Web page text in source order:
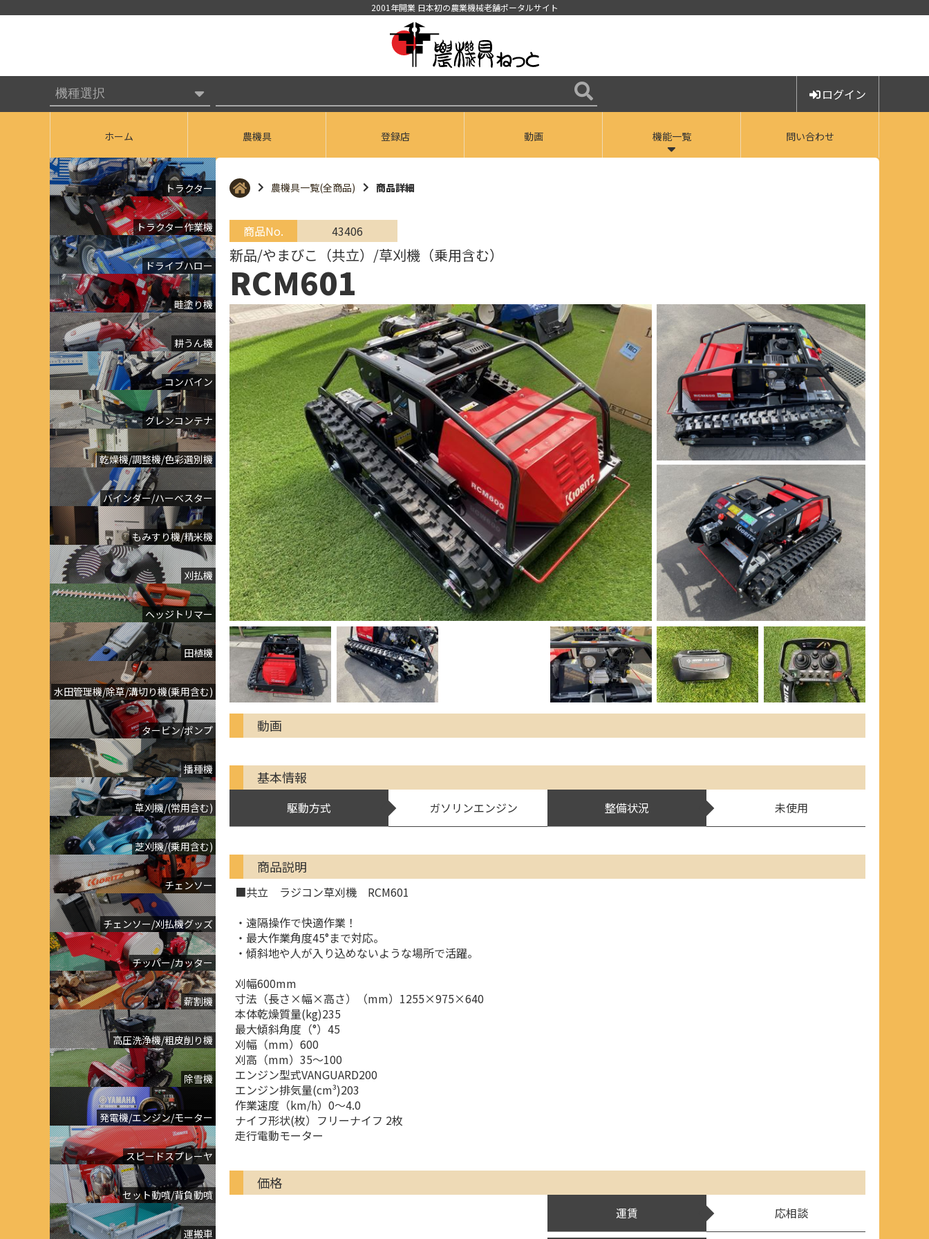
2001年開業 日本初の農業機械老舗ポータルサイト
ログイン
ホーム 農機具 登録店 動画 機能一覧 問い合わせ
トラクター
トラクター作業機
ドライブハロー
畦塗り機
耕うん機
コンバイン
グレンコンテナ
乾燥機/調整機/色彩選別機
バインダー/ハーベスター
もみすり機/精米機
刈払機
ヘッジトリマー
田植機
水田管理機/除草/溝切り機(乗用含む)
タービン/ポンプ
播種機
草刈機/(常用含む)
芝刈機/(乗用含む)
チェンソー
チェンソー/刈払機グッズ
チッパー/カッター
薪割機
高圧洗浄機/粗皮削り機
除雪機
発電機/エンジン/モーター
スピードスプレーヤ
セット動噴/背負動噴
運搬車
農機具一覧(全商品) 商品詳細
商品No. 43406
新品/やまびこ（共立）/草刈機（乗用含む）
RCM601
動画
基本情報
駆動方式 ガソリンエンジン 整備状況 未使用
商品説明
■共立 ラジコン草刈機 RCM601
・遠隔操作で快適作業！
・最大作業角度45°まで対応。
・傾斜地や人が入り込めないような場所で活躍。
刈幅600mm
寸法（長さ×幅×高さ）（mm）1255×975×640
本体乾燥質量(kg)235
最大傾斜角度（°）45
刈幅（mm）600
刈高（mm）35～100
エンジン型式VANGUARD200
エンジン排気量(cm³)203
作業速度（km/h）0～4.0
ナイフ形状(枚）フリーナイフ 2枚
走行電動モーター
価格
運賃 応相談